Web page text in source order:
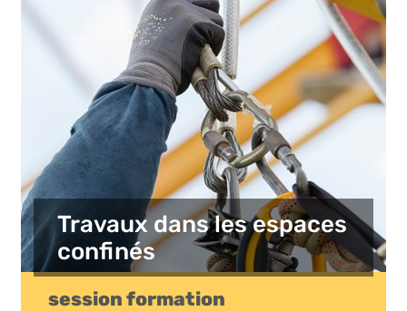
Travaux dans les espaces
confinés
session formation